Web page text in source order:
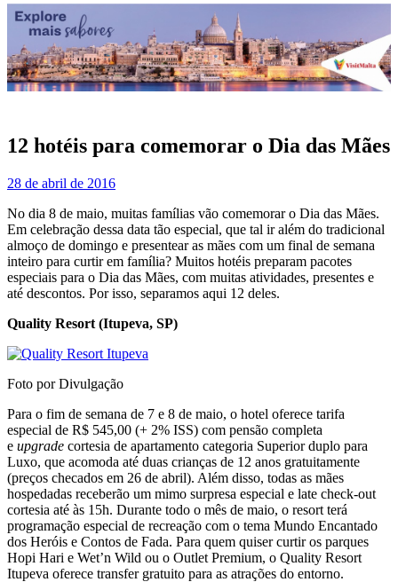
12 hotéis para comemorar o Dia das Mães
28 de abril de 2016
No dia 8 de maio, muitas famílias vão comemorar o Dia das Mães.
Em celebração dessa data tão especial, que tal ir além do tradicional
almoço de domingo e presentear as mães com um final de semana
inteiro para curtir em família? Muitos hotéis preparam pacotes
especiais para o Dia das Mães, com muitas atividades, presentes e
até descontos. Por isso, separamos aqui 12 deles.
Quality Resort (Itupeva, SP)
Foto por Divulgação
Para o fim de semana de 7 e 8 de maio, o hotel oferece tarifa
especial de R$ 545,00 (+ 2% ISS) com pensão completa
e upgrade cortesia de apartamento categoria Superior duplo para
Luxo, que acomoda até duas crianças de 12 anos gratuitamente
(preços checados em 26 de abril). Além disso, todas as mães
hospedadas receberão um mimo surpresa especial e late check-out
cortesia até às 15h. Durante todo o mês de maio, o resort terá
programação especial de recreação com o tema Mundo Encantado
dos Heróis e Contos de Fada. Para quem quiser curtir os parques
Hopi Hari e Wet’n Wild ou o Outlet Premium, o Quality Resort
Itupeva oferece transfer gratuito para as atrações do entorno.